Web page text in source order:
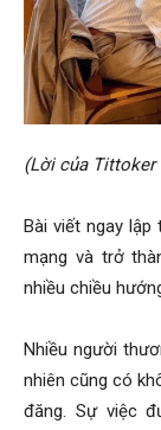
(Lời của Tittoker
Bài viết ngay
mạng và trở
nhiều chiều
Nhiều người
nhiên cũng có
đăng. Sự việc